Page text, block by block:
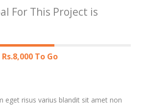
For This Project is
Rs.8,000 To Go
eget risus varius blandit sit amet non